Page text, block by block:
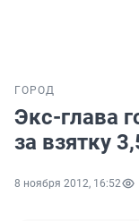
ГОРОД
Экс-глава
за взятку
8 ноября 2012, 16:52